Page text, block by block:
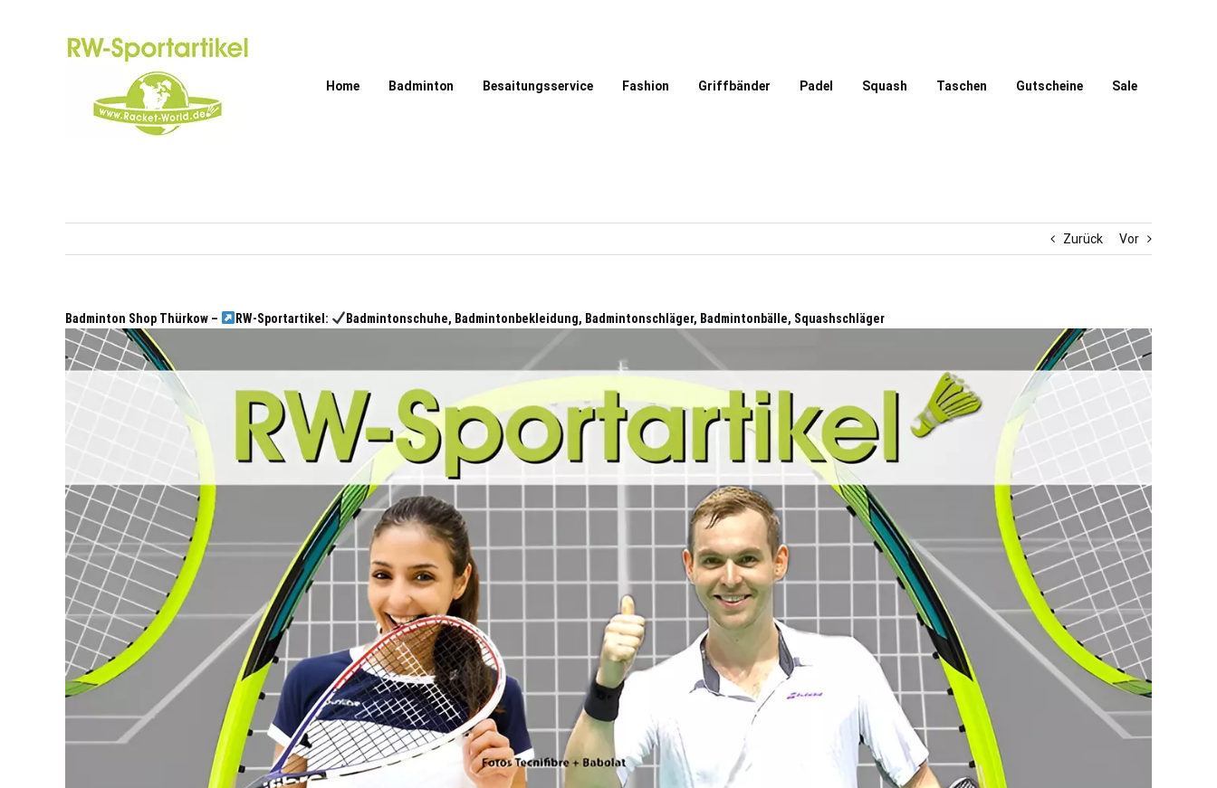
Home Badminton Besaitungsservice Fashion Griffbänder Padel Squash Taschen Gutscheine Sale
Zurück Vor
Badminton Shop Thürkow – RW-Sportartikel: Badmintonschuhe, Badmintonbekleidung, Badmintonschläger, Badmintonbälle, Squashschläger